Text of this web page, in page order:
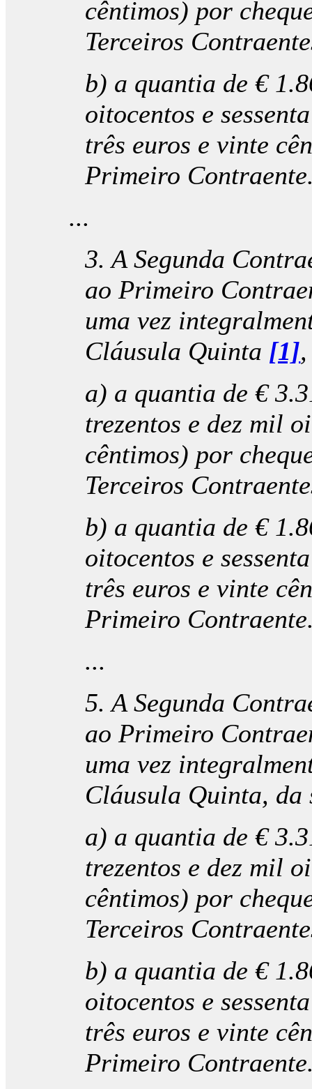
cêntimos) por
Terceiros
b) a quantia de €
oitocentos e
três euros e vinte
Primeiro
...
3. A Segunda
ao Primeiro
uma vez
Cláusula Quinta [1]
a) a quantia de €
trezentos e dez mil
cêntimos) por
Terceiros
b) a quantia de €
oitocentos e
três euros e vinte
Primeiro
...
5. A Segunda
ao Primeiro
uma vez
Cláusula Quinta, da
a) a quantia de €
trezentos e dez mil
cêntimos) por
Terceiros
b) a quantia de €
oitocentos e
três euros e vinte
Primeiro